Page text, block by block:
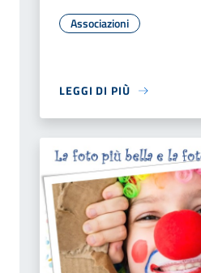
Associazioni
LEGGI DI PIÙ